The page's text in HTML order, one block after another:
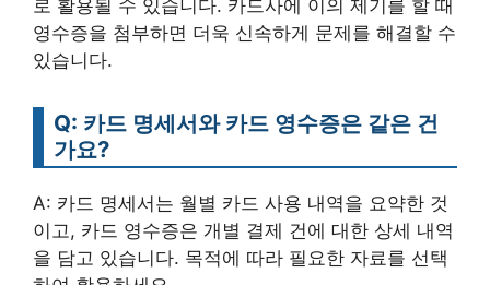
로 활용될 수 있습니다. 카드사에 이의 제기를 할 때
영수증을 첨부하면 더욱 신속하게 문제를 해결할 수
있습니다.
Q: 카드 명세서와 카드 영수증은 같은 건
가요?
A: 카드 명세서는 월별 카드 사용 내역을 요약한 것
이고, 카드 영수증은 개별 결제 건에 대한 상세 내역
을 담고 있습니다. 목적에 따라 필요한 자료를 선택